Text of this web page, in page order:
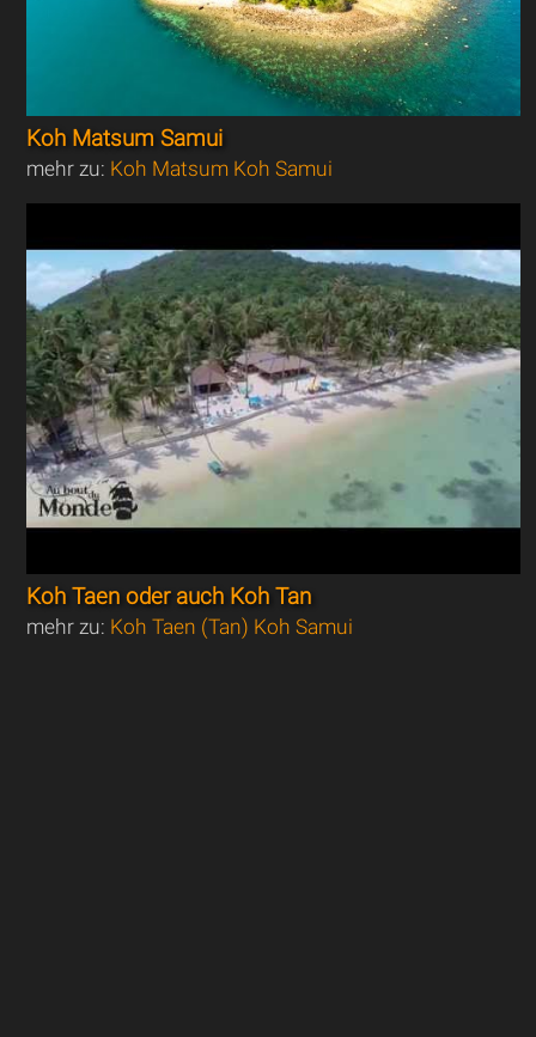
Koh Matsum Samui
mehr zu: Koh Matsum Koh Samui
Koh Taen oder auch Koh Tan
mehr zu: Koh Taen (Tan) Koh Samui